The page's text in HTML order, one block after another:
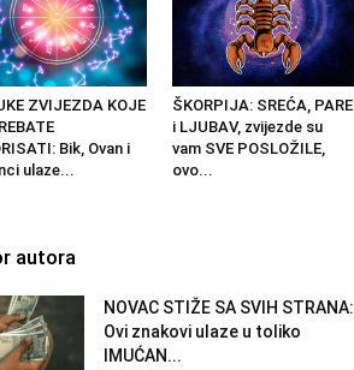
ZVIJEZDA KOJE
Bik, Ovan i
ulaze...
ŠKORPIJA: SREĆA, PARE
i LJUBAV, zvijezde su
vam SVE POSLOŽILE,
ovo...
autora
NOVAC STIŽE SA SVIH STRANA:
Ovi znakovi ulaze u toliko
IMUĆAN...